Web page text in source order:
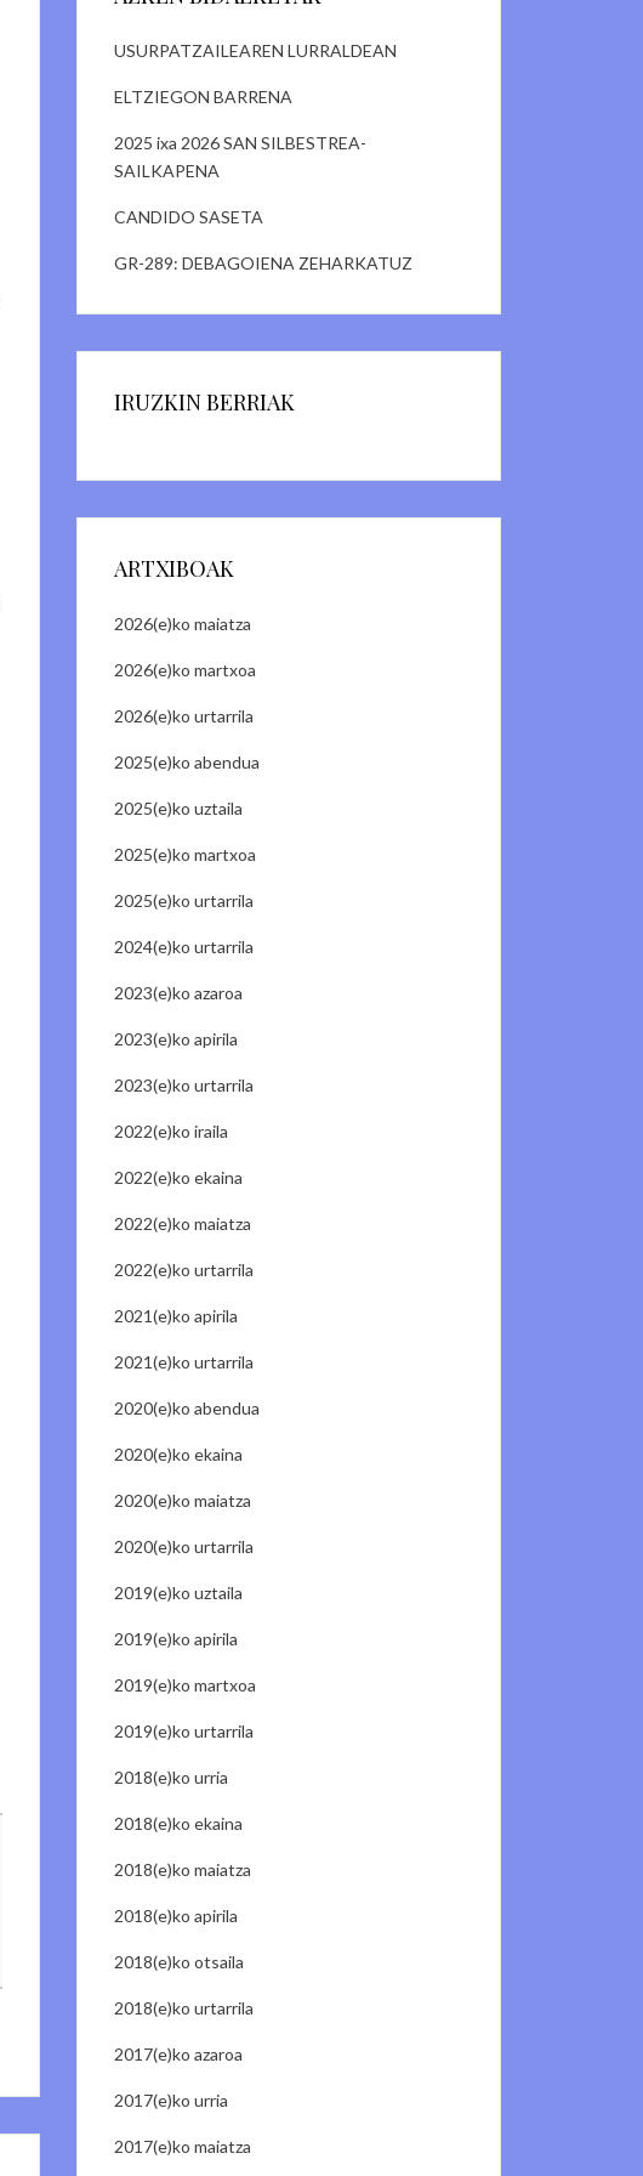
USURPATZAILEAREN LURRALDEAN
ELTZIEGON BARRENA
2025 ixa 2026 SAN SILBESTREA-
SAILKAPENA
CANDIDO SASETA
GR-289: DEBAGOIENA ZEHARKATUZ
IRUZKIN BERRIAK
ARTXIBOAK
2026(e)ko maiatza
2026(e)ko martxoa
2026(e)ko urtarrila
2025(e)ko abendua
2025(e)ko uztaila
2025(e)ko martxoa
2025(e)ko urtarrila
2024(e)ko urtarrila
2023(e)ko azaroa
2023(e)ko apirila
2023(e)ko urtarrila
2022(e)ko iraila
2022(e)ko ekaina
2022(e)ko maiatza
2022(e)ko urtarrila
2021(e)ko apirila
2021(e)ko urtarrila
2020(e)ko abendua
2020(e)ko ekaina
2020(e)ko maiatza
2020(e)ko urtarrila
2019(e)ko uztaila
2019(e)ko apirila
2019(e)ko martxoa
2019(e)ko urtarrila
2018(e)ko urria
2018(e)ko ekaina
2018(e)ko maiatza
2018(e)ko apirila
2018(e)ko otsaila
2018(e)ko urtarrila
2017(e)ko azaroa
2017(e)ko urria
2017(e)ko maiatza